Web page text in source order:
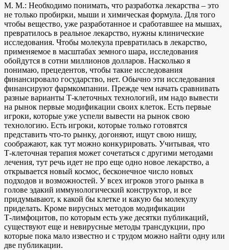
М. М.: Необходимо понимать, что разработка лекарства – это
не только пробирки, мыши и химическая формула. Для того
чтобы вещество, уже разработанное и сработавшее на мышах,
превратилось в реальное лекарство, нужны клинические
исследования. Чтобы молекула превратилась в лекарство,
применяемое в масштабах земного шара, исследования
обойдутся в сотни миллионов долларов. Насколько я
понимаю, прецедентов, чтобы такие исследования
финансировало государство, нет. Обычно эти исследования
финансируют фармкомпании. Прежде чем начать сравнивать
разные варианты Т‑клеточных технологий, им надо вывести
на рынок первые модификации своих клеток. Есть первые
игроки, которые уже успели вывести на рынок свою
технологию. Есть игроки, которые только готовятся
представить что-то рынку, догоняют, ищут свою нишу,
соображают, как тут можно конкурировать. Учитывая, что
Т‑клеточная терапия может сочетаться с другими методами
лечения, тут речь идет не про еще одно новое лекарство, а
открывается новый космос, бесконечное число новых
подходов и возможностей. У всех игроков этого рынка в
голове эдакий иммунологический конструктор, и все
придумывают, к какой бы клетке и какую бы молекулу
приделать. Кроме вирусных методов модификации
Т‑лимфоцитов, по которым есть уже десятки публикаций,
существуют еще и невирусные методы трансдукции, про
которые пока мало известно и с трудом можно найти одну или
две публикации.